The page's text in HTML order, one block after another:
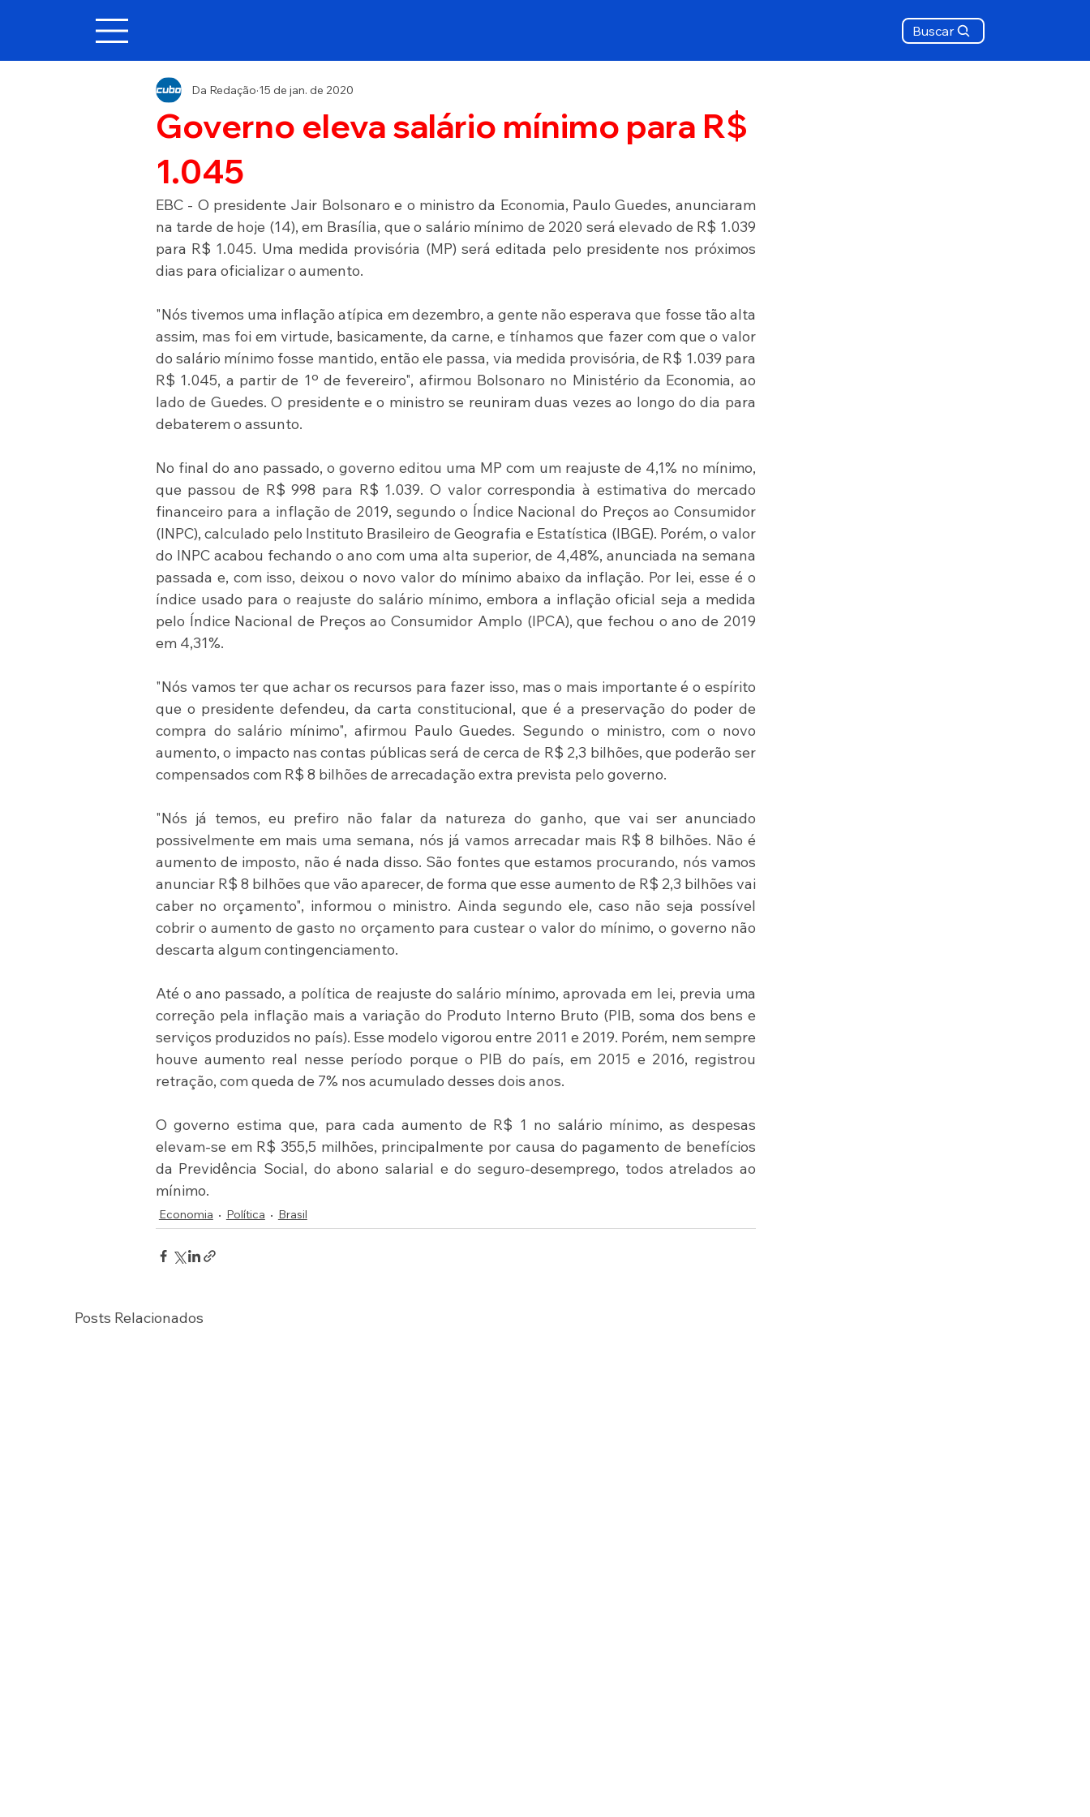
Buscar
Governo eleva salário mínimo para R$
1.045
Da Redação 15 de jan. de 2020
EBC - O presidente Jair Bolsonaro e o ministro da Economia, Paulo Guedes, anunciaram
na tarde de hoje (14), em Brasília, que o salário mínimo de 2020 será elevado de R$ 1.039
para R$ 1.045. Uma medida provisória (MP) será editada pelo presidente nos próximos
dias para oficializar o aumento.
"Nós tivemos uma inflação atípica em dezembro, a gente não esperava que fosse tão alta
assim, mas foi em virtude, basicamente, da carne, e tínhamos que fazer com que o valor
do salário mínimo fosse mantido, então ele passa, via medida provisória, de R$ 1.039 para
R$ 1.045, a partir de 1º de fevereiro", afirmou Bolsonaro no Ministério da Economia, ao
lado de Guedes. O presidente e o ministro se reuniram duas vezes ao longo do dia para
debaterem o assunto.
No final do ano passado, o governo editou uma MP com um reajuste de 4,1% no mínimo,
que passou de R$ 998 para R$ 1.039. O valor correspondia à estimativa do mercado
financeiro para a inflação de 2019, segundo o Índice Nacional do Preços ao Consumidor
(INPC), calculado pelo Instituto Brasileiro de Geografia e Estatística (IBGE). Porém, o valor
do INPC acabou fechando o ano com uma alta superior, de 4,48%, anunciada na semana
passada e, com isso, deixou o novo valor do mínimo abaixo da inflação. Por lei, esse é o
índice usado para o reajuste do salário mínimo, embora a inflação oficial seja a medida
pelo Índice Nacional de Preços ao Consumidor Amplo (IPCA), que fechou o ano de 2019
em 4,31%.
"Nós vamos ter que achar os recursos para fazer isso, mas o mais importante é o espírito
que o presidente defendeu, da carta constitucional, que é a preservação do poder de
compra do salário mínimo", afirmou Paulo Guedes. Segundo o ministro, com o novo
aumento, o impacto nas contas públicas será de cerca de R$ 2,3 bilhões, que poderão ser
compensados com R$ 8 bilhões de arrecadação extra prevista pelo governo.
"Nós já temos, eu prefiro não falar da natureza do ganho, que vai ser anunciado
possivelmente em mais uma semana, nós já vamos arrecadar mais R$ 8 bilhões. Não é
aumento de imposto, não é nada disso. São fontes que estamos procurando, nós vamos
anunciar R$ 8 bilhões que vão aparecer, de forma que esse aumento de R$ 2,3 bilhões vai
caber no orçamento", informou o ministro. Ainda segundo ele, caso não seja possível
cobrir o aumento de gasto no orçamento para custear o valor do mínimo, o governo não
descarta algum contingenciamento.
Até o ano passado, a política de reajuste do salário mínimo, aprovada em lei, previa uma
correção pela inflação mais a variação do Produto Interno Bruto (PIB, soma dos bens e
serviços produzidos no país). Esse modelo vigorou entre 2011 e 2019. Porém, nem sempre
houve aumento real nesse período porque o PIB do país, em 2015 e 2016, registrou
retração, com queda de 7% nos acumulado desses dois anos.
O governo estima que, para cada aumento de R$ 1 no salário mínimo, as despesas
elevam-se em R$ 355,5 milhões, principalmente por causa do pagamento de benefícios
da Previdência Social, do abono salarial e do seguro-desemprego, todos atrelados ao
mínimo.
Economia Política Brasil
Posts Relacionados